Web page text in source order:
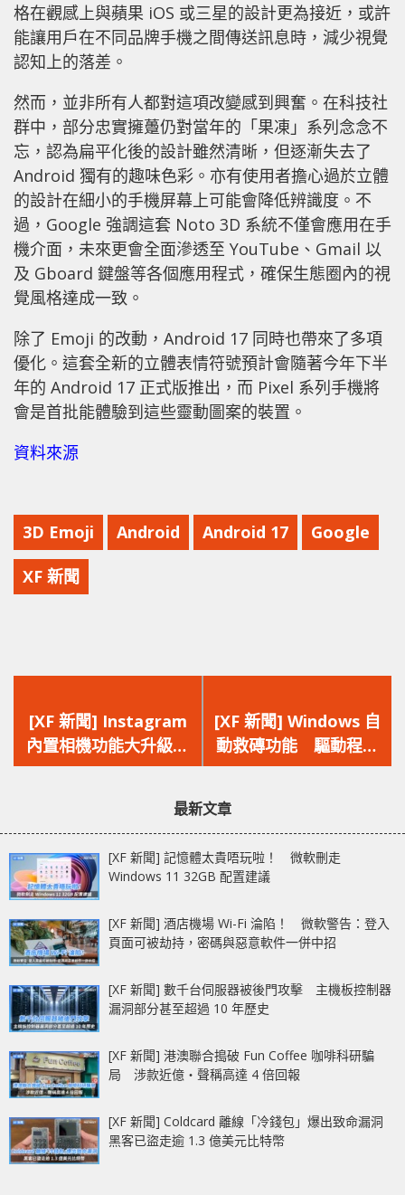
格在觀感上與蘋果 iOS 或三星的設計更為接近，或許
能讓用戶在不同品牌手機之間傳送訊息時，減少視覺
認知上的落差。
然而，並非所有人都對這項改變感到興奮。在科技社
群中，部分忠實擁躉仍對當年的「果凍」系列念念不
忘，認為扁平化後的設計雖然清晰，但逐漸失去了
Android 獨有的趣味色彩。亦有使用者擔心過於立體
的設計在細小的手機屏幕上可能會降低辨識度。不
過，Google 強調這套 Noto 3D 系統不僅會應用在手
機介面，未來更會全面滲透至 YouTube、Gmail 以
及 Gboard 鍵盤等各個應用程式，確保生態圈內的視
覺風格達成一致。
除了 Emoji 的改動，Android 17 同時也帶來了多項
優化。這套全新的立體表情符號預計會隨著今年下半
年的 Android 17 正式版推出，而 Pixel 系列手機將
會是首批能體驗到這些靈動圖案的裝置。
資料來源
3D Emoji Android Android 17 Google
XF 新聞
一
篇
文
[XF 新聞] Instagram
內置相機功能大升級
Android 用家獨享
一
篇
文
[XF 新聞] Windows 自
動救磚功能 驅動程式
出錯將自動觸發「時光
最新文章
[XF 新聞] 記憶體太貴唔玩啦！ 微軟刪走
Windows 11 32GB 配置建議
[XF 新聞] 酒店機場 Wi-Fi 淪陷！ 微軟警告：登入
頁面可被劫持，密碼與惡意軟件一併中招
[XF 新聞] 數千台伺服器被後門攻擊 主機板控制器
漏洞部分甚至超過 10 年歷史
[XF 新聞] 港澳聯合搗破 Fun Coffee 咖啡科研騙
局 涉款近億‧聲稱高達 4 倍回報
[XF 新聞] Coldcard 離線「冷錢包」爆出致命漏洞
黑客已盜走逾 1.3 億美元比特幣